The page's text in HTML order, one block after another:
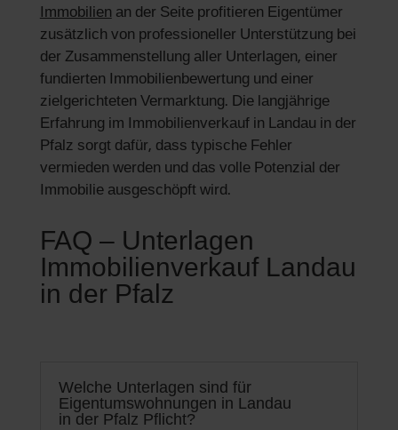
Immobilien an der Seite profitieren Eigentümer
zusätzlich von professioneller Unterstützung bei
der Zusammenstellung aller Unterlagen, einer
fundierten Immobilienbewertung und einer
zielgerichteten Vermarktung. Die langjährige
Erfahrung im Immobilienverkauf in Landau in der
Pfalz sorgt dafür, dass typische Fehler
vermieden werden und das volle Potenzial der
Immobilie ausgeschöpft wird.
FAQ – Unterlagen
Immobilienverkauf Landau
in der Pfalz
Welche Unterlagen sind für
Eigentumswohnungen in Landau
in der Pfalz Pflicht?